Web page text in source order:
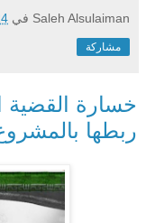
Saleh Alsulaiman في
مشاركة
خسارة القضية
ربطها